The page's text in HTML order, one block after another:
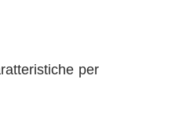
per